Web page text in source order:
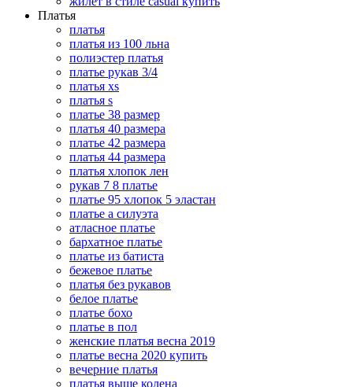
Платья
платья
платья из 100 льна
полиэстер платья
платье рукав 3/4
платья xs
платья s
платье 38 размер
платья 40 размера
платье 42 размера
платья 44 размера
платья хлопок лен
рукав 7 8 платье
платье 95 хлопок 5 эластан
платье а силуэта
атласное платье
бархатное платье
платье из батиста
бежевое платье
платья без рукавов
белое платье
платье бохо
платье в пол
женские платья весна 2019
платье весна 2020 купить
вечерние платья
платья выше колена